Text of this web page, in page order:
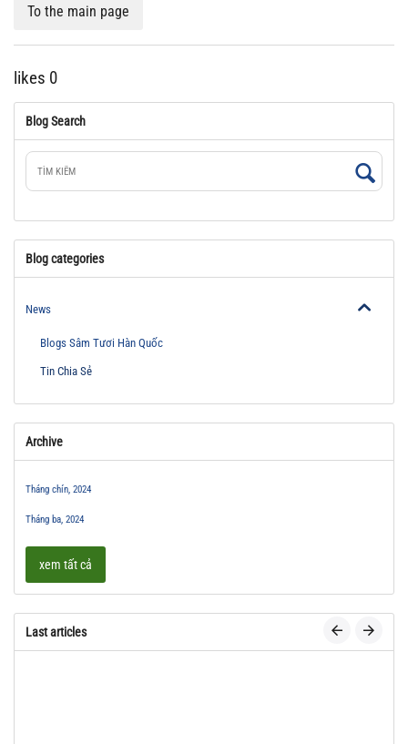
To the main page
likes 0
Blog Search
Blog categories
News
Blogs Sâm Tươi Hàn Quốc
Tin Chia Sẻ
Archive
Tháng chín, 2024
Tháng ba, 2024
xem tất cả
Last articles